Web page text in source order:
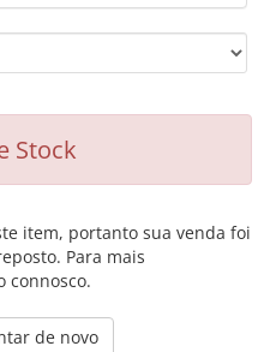
Stock
item, portanto sua venda foi
Para mais
connosco.
de novo